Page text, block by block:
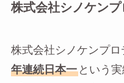
株式会社シノケンプ
株式会社シノケンプロ
年連続日本一という